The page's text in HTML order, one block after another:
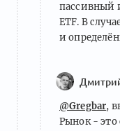
пассивный
ETF. В
и
@Gregbar,
Рынок - это